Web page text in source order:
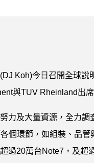
Koh)今日召開全球
與TUV Rheinland出
力及大量資源，全力
個環節，如組裝、品
過20萬台Note7，及